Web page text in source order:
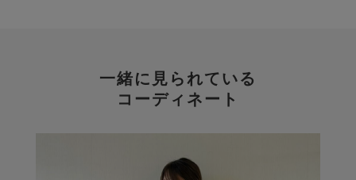
一緒に見られている
コーディネート